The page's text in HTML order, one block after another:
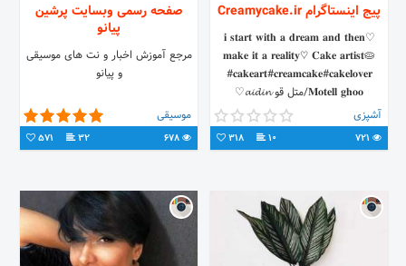
پیج اینستاگرام Creamycake.ir
♡︎𝐢 𝐬𝐭𝐚𝐫𝐭 𝐰𝐢𝐭𝐡 𝐚 𝐝𝐫𝐞𝐚𝐦 𝐚𝐧𝐝 𝐭𝐡𝐞𝐧
𝐦𝐚𝐤𝐞 𝐢𝐭 𝐚 𝐫𝐞𝐚𝐥𝐢𝐭𝐲♡︎ 𝐂𝐚𝐤𝐞 𝐚𝐫𝐭𝐢𝐬𝐭🥧
#𝐜𝐚𝐤𝐞𝐚𝐫𝐭#𝐜𝐫𝐞𝐚𝐦𝐜𝐚𝐤𝐞#𝐜𝐚𝐤𝐞𝐥𝐨𝐯𝐞𝐫
𝐌𝐨𝐭𝐞𝐥𝐥 𝐠𝐡𝐨𝐨/متل قو 𝓪𝓲𝓭𝓲𝓷♡︎
آشپزی
10
318
صفحه رسمی وبسایت پرشین
پیانو
مرجع آموزش اخبار و نت های موسیقی
و پیانو
موسیقی
32
571